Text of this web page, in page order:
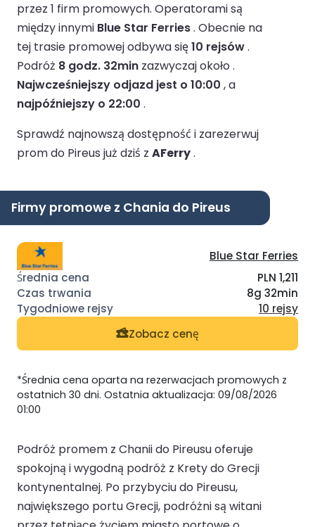
przez 1 firm promowych. Operatorami są
między innymi Blue Star Ferries. Obecnie na
tej trasie promowej odbywa się10 rejsów.
Podróż 8 godz. 32min zazwyczaj około .
Najwcześniejszy odjazd jest o 10:00 , a
najpóźniejszy o 22:00 .
Sprawdź najnowszą dostępność i zarezerwuj
prom do Pireus już dziś z AFerry.
Firmy promowe z Chania do Pireus
Blue Star Ferries
PLN 1,211
8g 32min
10 rejsy
Zobacz cenę
*Średnia cena oparta na rezerwacjach promowych z
ostatnich 30 dni. Ostatnia aktualizacja: 09/08/2026
01:00
Podróż promem z Chanii do Pireusu oferuje
spokojną i wygodną podróż z Krety do Grecji
kontynentalnej. Po przybyciu do Pireusu,
największego portu Grecji, podróżni są witani